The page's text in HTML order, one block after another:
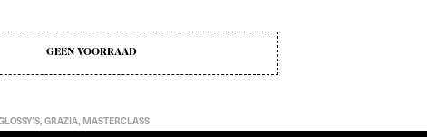
GEEN VOORRAAD
,GRAZIA, MASTERCLASS